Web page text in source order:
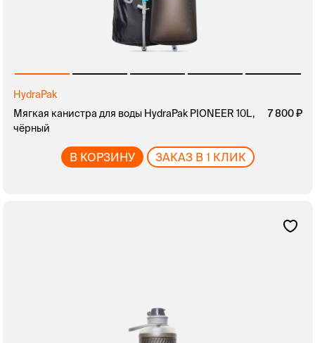
HydraPak
Мягкая канистра для воды HydraPak PIONEER 10L,
чёрный
7 800
В КОРЗИНУ ЗАКАЗ В 1 КЛИК